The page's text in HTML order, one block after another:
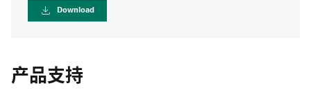
Download
产品支持